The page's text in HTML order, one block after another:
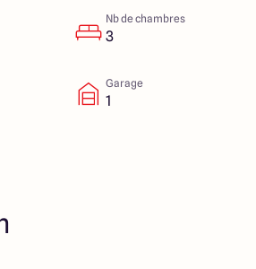
Nb de chambres
3
Garage
1